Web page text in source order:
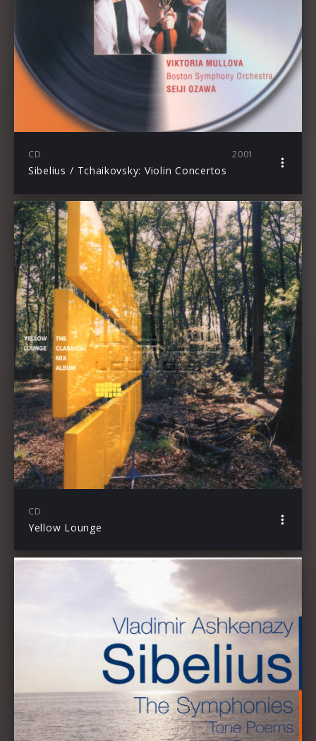
CD 2001
Sibelius / Tchaikovsky: Violin Concertos
CD
Yellow Lounge